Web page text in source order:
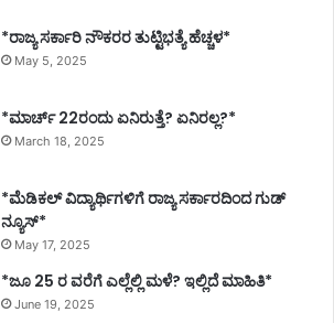
*ರಾಜ್ಯ ಸರ್ಕಾರಿ ನೌಕರರ ತುಟ್ಟಿಭತ್ಯೆ ಹೆಚ್ಚಳ*
May 5, 2025
*ಮಾರ್ಚ್ 22ರಂದು ಏನಿರುತ್ತೆ? ಏನಿರಲ್ಲ?*
March 18, 2025
*ಮೆಡಿಕಲ್ ವಿದ್ಯಾರ್ಥಿಗಳಿಗೆ ರಾಜ್ಯ ಸರ್ಕಾರದಿಂದ ಗುಡ್
ನ್ಯೂಸ್*
May 17, 2025
*ಜೂ 25 ರ ವರೆಗೆ ಎಲ್ಲೆಲ್ಲಿ ಮಳೆ? ಇಲ್ಲಿದೆ ಮಾಹಿತಿ*
June 19, 2025